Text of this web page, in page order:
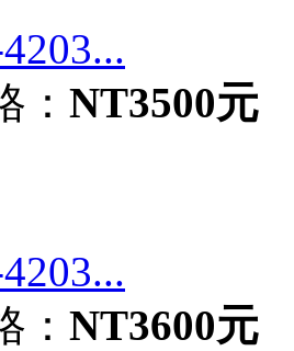
： NT3500元
： NT3600元